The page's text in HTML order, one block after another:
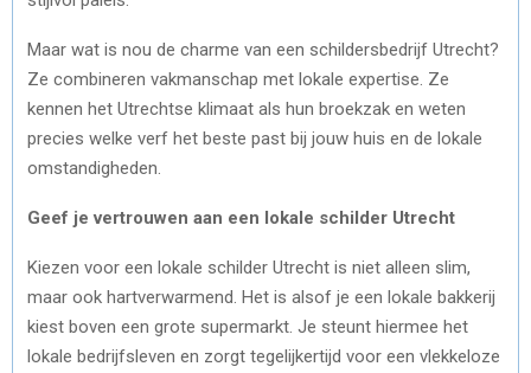
Maar wat is nou de charme van een schildersbedrijf Utrecht?
Ze combineren vakmanschap met lokale expertise. Ze
kennen het Utrechtse klimaat als hun broekzak en weten
precies welke verf het beste past bij jouw huis en de lokale
omstandigheden.
Geef je vertrouwen aan een lokale schilder Utrecht
Kiezen voor een lokale schilder Utrecht is niet alleen slim,
maar ook hartverwarmend. Het is alsof je een lokale bakkerij
kiest boven een grote supermarkt. Je steunt hiermee het
lokale bedrijfsleven en zorgt tegelijkertijd voor een vlekkeloze